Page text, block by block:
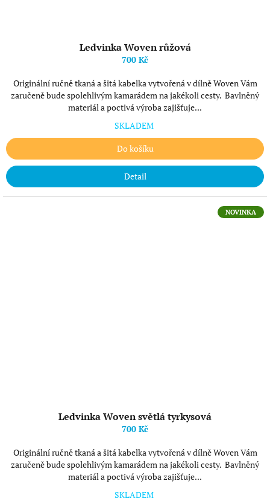
Ledvinka Woven růžová
700 Kč
Originální ručně tkaná a šitá kabelka vytvořená v dílně Woven Vám
zaručeně bude spolehlivým kamarádem na jakékoli cesty. Bavlněný
materiál a poctivá výroba zajišťuje...
SKLADEM
Do košíku
Detail
NOVINKA
Ledvinka Woven světlá tyrkysová
700 Kč
Originální ručně tkaná a šitá kabelka vytvořená v dílně Woven Vám
zaručeně bude spolehlivým kamarádem na jakékoli cesty. Bavlněný
materiál a poctivá výroba zajišťuje...
SKLADEM